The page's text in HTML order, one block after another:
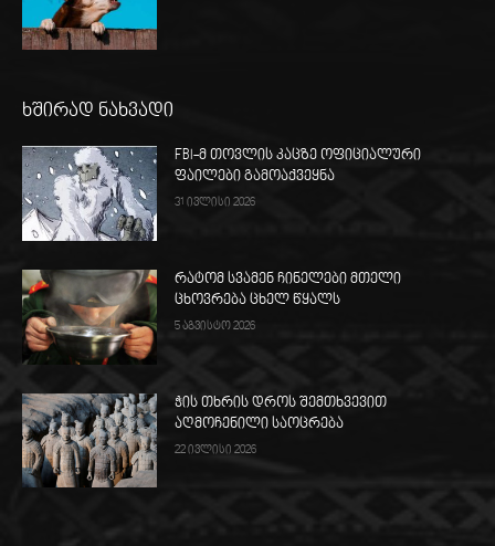
ხშირად ნახვადი
FBI-მ თოვლის კაცზე ოფიციალური
ფაილები გამოაქვეყნა
31 ივლისი 2026
რატომ სვამენ ჩინელები მთელი
ცხოვრება ცხელ წყალს
5 აგვისტო 2026
ჭის თხრის დროს შემთხვევით
აღმოჩენილი საოცრება
22 ივლისი 2026